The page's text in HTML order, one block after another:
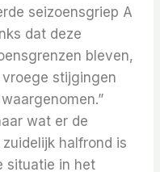
seizoensgriep A
dat deze
bleven,
vroege stijgingen
wat er de
halfrond is
situatie in het